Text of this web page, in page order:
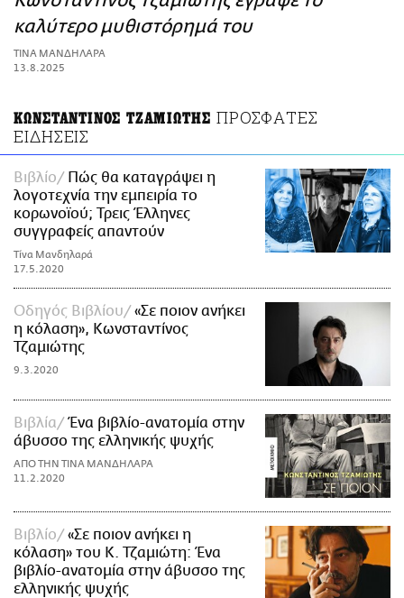
ΑΜΠΑ
PRINT
καλύτερο μυθιστόρημά του
ΤΙΝΑ ΜΑΝΔΗΛΑΡΑ
13.8.2025
ΚΩΝΣΤΑΝΤΙΝΟΣ ΤΖΑΜΙΩΤΗΣ ΠΡΟΣΦΑΤΕΣ
ΕΙΔΗΣΕΙΣ
Βιβλίο
Πώς θα καταγράψει η
λογοτεχνία την εμπειρία το
κορωνοϊού; Τρεις Έλληνες
συγγραφείς απαντούν
Τίνα Μανδηλαρά
17.5.2020
Οδηγός Βιβλίου
«Σε ποιον ανήκει
η κόλαση», Κωνσταντίνος
Τζαμιώτης
9.3.2020
Βιβλία
Ένα βιβλίο-ανατομία στην
άβυσσο της ελληνικής ψυχής
ΑΠΟ ΤΗΝ ΤΙΝΑ ΜΑΝΔΗΛΑΡΑ
11.2.2020
Βιβλίο
«Σε ποιον ανήκει η
κόλαση» του Κ. Τζαμιώτη: Ένα
βιβλίο-ανατομία στην άβυσσο της
ελληνικής ψυχής